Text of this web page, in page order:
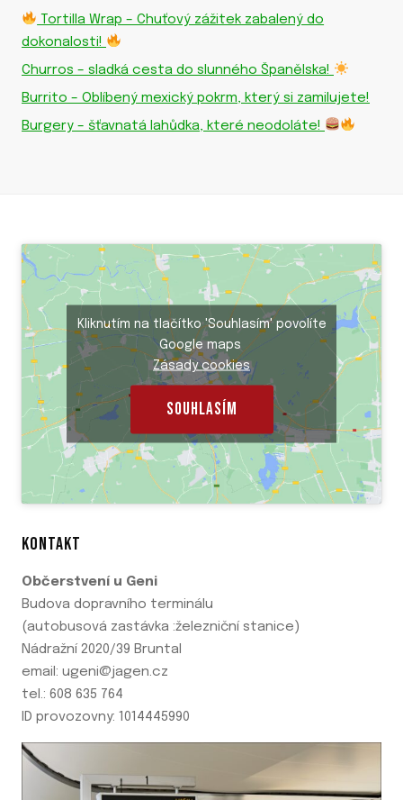
Tortilla Wrap – Chuťový zážitek zabalený do
dokonalosti!
Churros – sladká cesta do slunného Španělska!
Burrito – Oblíbený mexický pokrm, který si zamilujete!
Burgery – šťavnatá lahůdka, které neodoláte!
Kliknutím na tlačítko 'Souhlasím' povolíte
Google maps
Zásady cookies
SOUHLASÍM
KONTAKT
Občerstvení u Geni
Budova dopravního terminálu
(autobusová zastávka :železniční stanice)
Nádražní 2020/39 Bruntal
email: ugeni@jagen.cz
tel.: 608 635 764
ID provozovny: 1014445990